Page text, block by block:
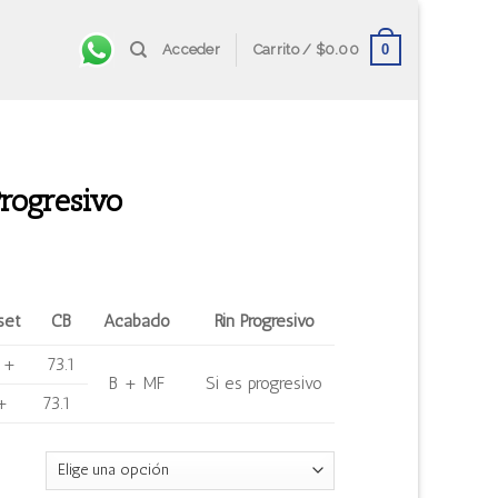
Acceder Carrito / $0.00 0
CB Acabado Rin Progresivo
+
73.1
B + MF
Si es progresivo
73.1